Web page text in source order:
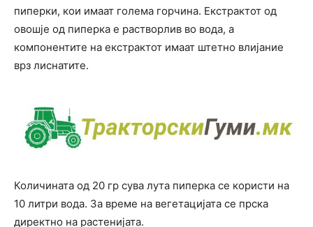
пиперки, кои имаат голема горчина. Екстрактот од
овошје од пиперка е растворлив во вода, а
компонентите на екстрактот имаат штетно влијание
врз лиснатите.
Количината од 20 гр сува лута пиперка се користи на
10 литри вода. За време на вегетацијата се прска
директно на растенијата.